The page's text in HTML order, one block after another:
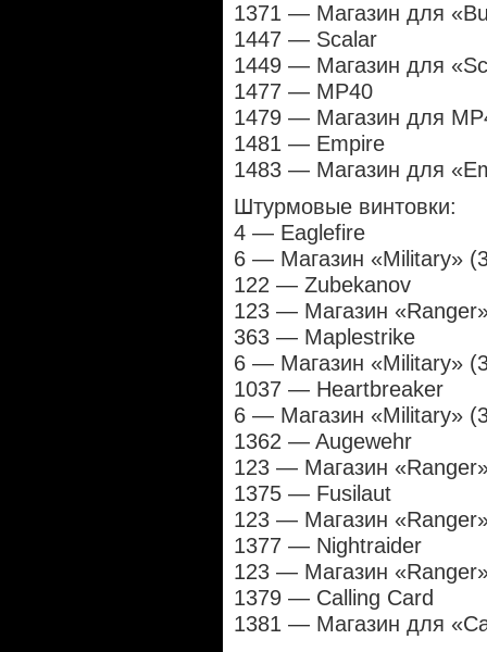
1371 — Магазин для
1447 — Scalar
1449 — Магазин для
1477 — MP40
1479 — Магазин для
1481 — Empire
1483 — Магазин для
Штурмовые винтовки:
4 — Eaglefire
6 — Магазин «Military»
122 — Zubekanov
123 — Магазин
363 — Maplestrike
6 — Магазин «Military»
1037 — Heartbreaker
6 — Магазин «Military»
1362 — Augewehr
123 — Магазин
1375 — Fusilaut
123 — Магазин
1377 — Nightraider
123 — Магазин
1379 — Calling Card
1381 — Магазин для